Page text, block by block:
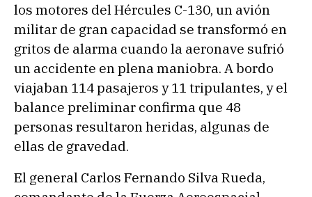
los motores del Hércules C-130, un avión
militar de gran capacidad se transformó en
gritos de alarma cuando la aeronave sufrió
un accidente en plena maniobra. A bordo
viajaban 114 pasajeros y 11 tripulantes, y el
balance preliminar confirma que 48
personas resultaron heridas, algunas de
ellas de gravedad.
El general Carlos Fernando Silva Rueda,